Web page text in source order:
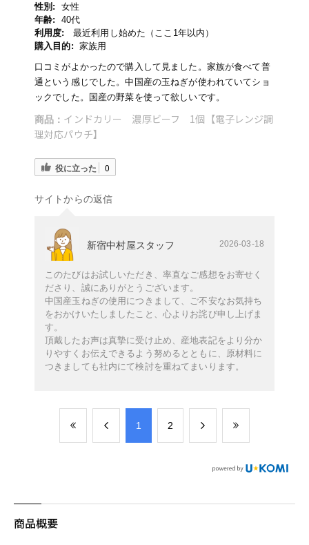
性別:
女性
年齢:
40代
利用度:
最近利用し始めた（ここ1年以内）
購入目的: 家族用
口コミがよかったので購入して見ました。家族が食べて普
通という感じでした。中国産の玉ねぎが使われていてショ
ックでした。国産の野菜を使って欲しいです。
商品： インドカリー 濃厚ビーフ 1個【電子レンジ調
理対応パウチ】
役に立った 0
サイトからの返信
新宿中村屋スタッフ 2026-03-18
このたびはお試しいただき、率直なご感想をお寄せく
ださり、誠にありがとうございます。
中国産玉ねぎの使用につきまして、ご不安なお気持ち
をおかけいたしましたこと、心よりお詫び申し上げま
す。
頂戴したお声は真摯に受け止め、産地表記をより分か
りやすくお伝えできるよう努めるとともに、原材料に
つきましても社内にて検討を重ねてまいります。
​1 ​2
商品概要